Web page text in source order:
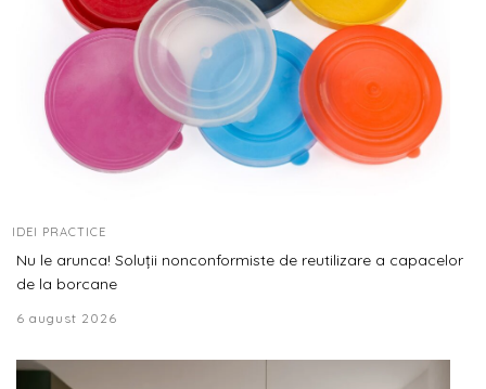
IDEI PRACTICE
Nu le arunca! Soluții nonconformiste de reutilizare a capacelor
de la borcane
6 august 2026